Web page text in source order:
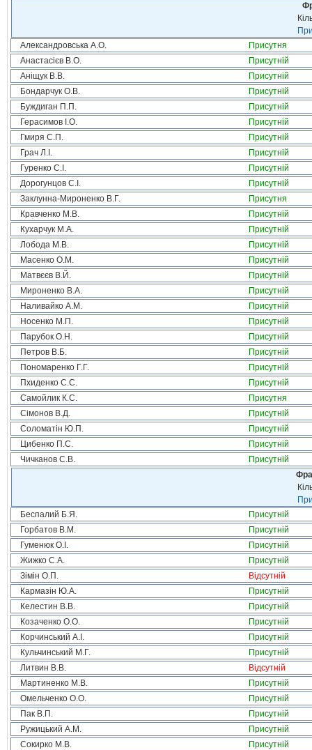
Александровська А.О.
Присутня
Анастасієв В.О.
Присутній
Аніщук В.В.
Присутній
Бондарчук О.В.
Присутній
Буждиган П.П.
Присутній
Герасимов І.О.
Присутній
Гмиря С.П.
Присутній
Грач Л.І.
Присутній
Гуренко С.І.
Присутній
Дорогунцов С.І.
Присутній
Заклунна-Мироненко В.Г.
Присутня
Кравченко М.В.
Присутній
Кухарчук М.А.
Присутній
Лобода М.В.
Присутній
Масенко О.М.
Присутній
Матвєєв В.Й.
Присутній
Мироненко В.А.
Присутній
Наливайко А.М.
Присутній
Носенко М.П.
Присутній
Парубок О.Н.
Присутній
Петров В.Б.
Присутній
Пономаренко Г.Г.
Присутній
Пхиденко С.С.
Присутній
Самойлик К.С.
Присутня
Сімонов В.Д.
Присутній
Соломатін Ю.П.
Присутній
Цибенко П.С.
Присутній
Чичканов С.В.
Присутній
Беспалий Б.Я.
Присутній
Горбатов В.М.
Присутній
Гуменюк О.І.
Присутній
Жижко С.А.
Присутній
Зімін О.П.
Відсутній
Кармазін Ю.А.
Присутній
Келестин В.В.
Присутній
Козаченко О.О.
Присутній
Корчинський А.І.
Присутній
Кульчинський М.Г.
Присутній
Литвин В.В.
Відсутній
Мартиненко М.В.
Присутній
Омельченко О.О.
Присутній
Пак В.П.
Присутній
Ружицький А.М.
Присутній
Сокирко М.В.
Присутній